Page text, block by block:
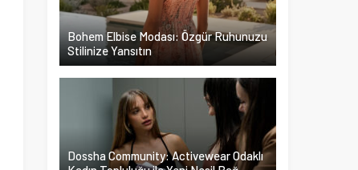
Bohem Elbise Modası: Özgür Ruhunuzu
Stilinize Yansıtın
Dossha Community: Activewear Odaklı